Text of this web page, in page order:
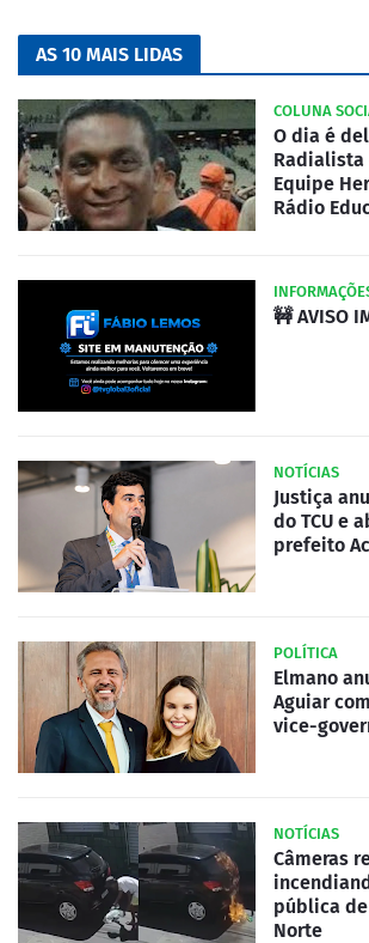
AS 10 MAIS LIDAS
COLUNA
O dia é
Radialista
Equipe
Rádio
🚧 AVISO
NOTÍCIAS
Justiça
do TCU e
prefeito
POLÍTICA
Elmano
Aguiar
vice-
NOTÍCIAS
Câmeras
pública
Norte